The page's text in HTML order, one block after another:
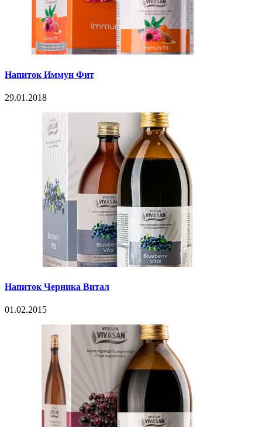
Напиток Иммун Фит
29.01.2018
Напиток Черника Витал
01.02.2015